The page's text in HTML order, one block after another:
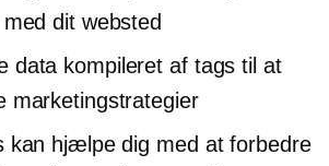
dit websted
data kompileret af tags til at
marketingstrategier
kan hjælpe dig med at forbedre